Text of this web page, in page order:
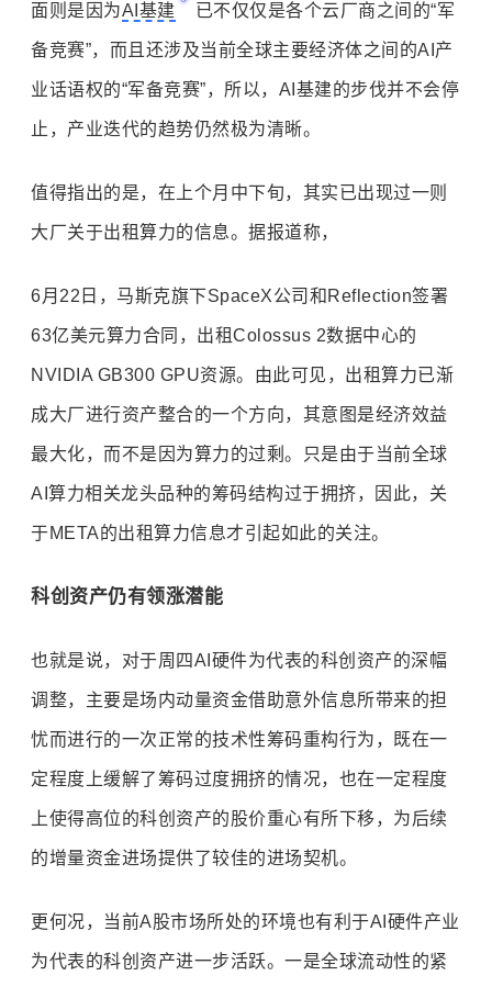
面则是因为AI基建 已不仅仅是各个云厂商之间的“军
备竞赛”，而且还涉及当前全球主要经济体之间的AI产
业话语权的“军备竞赛”，所以，AI基建的步伐并不会停
止，产业迭代的趋势仍然极为清晰。
值得指出的是，在上个月中下旬，其实已出现过一则
大厂关于出租算力的信息。据报道称，
6月22日，马斯克旗下SpaceX公司和Reflection签署
63亿美元算力合同，出租Colossus 2数据中心的
NVIDIA GB300 GPU资源。由此可见，出租算力已渐
成大厂进行资产整合的一个方向，其意图是经济效益
最大化，而不是因为算力的过剩。只是由于当前全球
AI算力相关龙头品种的筹码结构过于拥挤，因此，关
于META的出租算力信息才引起如此的关注。
科创资产仍有领涨潜能
也就是说，对于周四AI硬件为代表的科创资产的深幅
调整，主要是场内动量资金借助意外信息所带来的担
忧而进行的一次正常的技术性筹码重构行为，既在一
定程度上缓解了筹码过度拥挤的情况，也在一定程度
上使得高位的科创资产的股价重心有所下移，为后续
的增量资金进场提供了较佳的进场契机。
更何况，当前A股市场所处的环境也有利于AI硬件产业
为代表的科创资产进一步活跃。一是全球流动性的紧